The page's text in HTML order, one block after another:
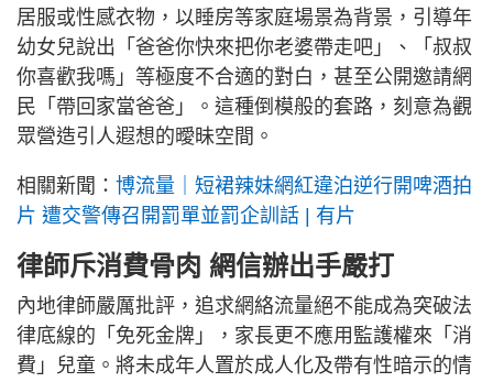
居服或性感衣物，以睡房等家庭場景為背景，引導年
幼女兒說出「爸爸你快來把你老婆帶走吧」、「叔叔
你喜歡我嗎」等極度不合適的對白，甚至公開邀請網
民「帶回家當爸爸」。這種倒模般的套路，刻意為觀
眾營造引人遐想的曖昧空間。
相關新聞： 博流量｜短裙辣妹網紅違泊逆行開啤酒拍
片 遭交警傳召開罰單並罰企訓話 | 有片
律師斥消費骨肉 網信辦出手嚴打
內地律師嚴厲批評，追求網絡流量絕不能成為突破法
律底線的「免死金牌」，家長更不應用監護權來「消
費」兒童。將未成年人置於成人化及帶有性暗示的情